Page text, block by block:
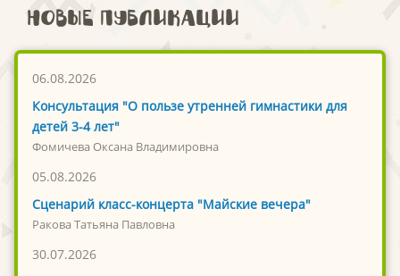
Новые публикации
06.08.2026
Консультация "О пользе утренней гимнастики для
детей 3-4 лет"
Фомичева Оксана Владимировна
05.08.2026
Сценарий класс-концерта "Майские вечера"
Ракова Татьяна Павловна
30.07.2026